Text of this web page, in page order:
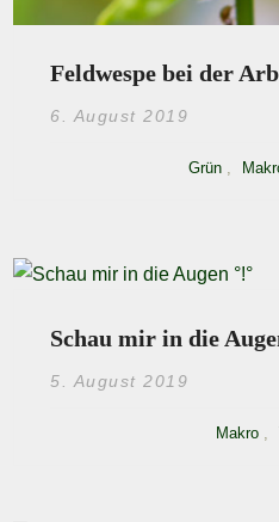
Feldwespe bei der
6. August 2019
Grün ,
Schau mir in die
5. August 2019
Makro,